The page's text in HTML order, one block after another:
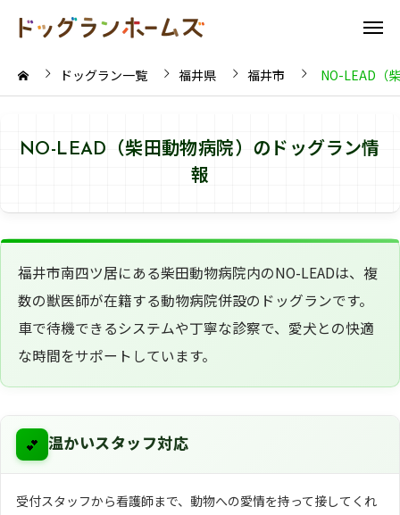
ドッグラン一覧 福井県 福井市 NO-LEAD（
NO-LEAD（柴田動物病院）のドッグラン情
報
福井市南四ツ居にある柴田動物病院内のNO-LEADは、複
数の獣医師が在籍する動物病院併設のドッグランです。
車で待機できるシステムや丁寧な診察で、愛犬との快適
な時間をサポートしています。
💕 温かいスタッフ対応
受付スタッフから看護師まで、動物への愛情を持って接してくれ